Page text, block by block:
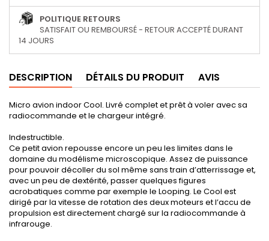
POLITIQUE RETOURS
SATISFAIT OU REMBOURSÉ - RETOUR ACCEPTÉ DURANT
14 JOURS
DESCRIPTION DÉTAILS DU PRODUIT AVIS
Micro avion indoor Cool. Livré complet et prêt à voler avec sa
radiocommande et le chargeur intégré.
Indestructible.
Ce petit avion repousse encore un peu les limites dans le
domaine du modélisme microscopique. Assez de puissance
pour pouvoir décoller du sol même sans train d’atterrissage et,
avec un peu de dextérité, passer quelques figures
acrobatiques comme par exemple le Looping. Le Cool est
dirigé par la vitesse de rotation des deux moteurs et l’accu de
propulsion est directement chargé sur la radiocommande à
infrarouge.